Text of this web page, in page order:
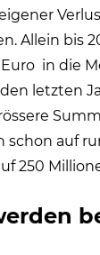
Allein bis
in die
letzten
auf
250